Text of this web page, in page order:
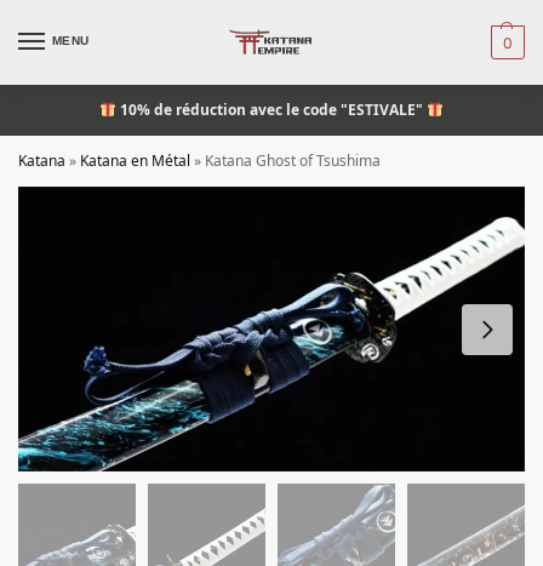
MENU 0
10% de réduction avec le code "ESTIVALE"
Katana » Katana en Métal » Katana Ghost of Tsushima